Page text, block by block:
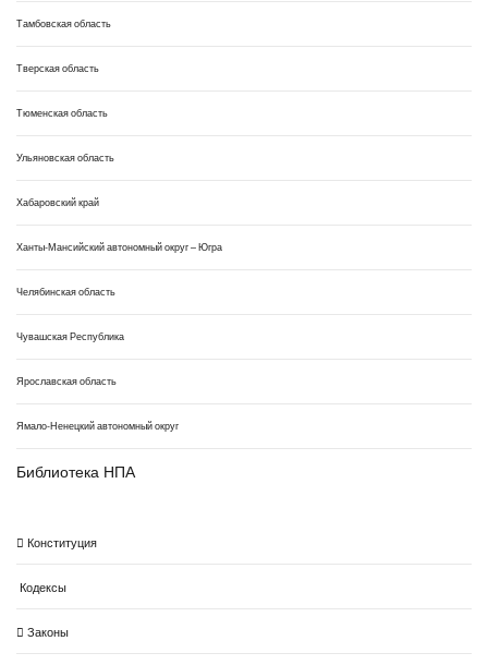
Тамбовская область
Тверская область
Тюменская область
Ульяновская область
Хабаровский край
Ханты-Мансийский автономный округ – Югра
Челябинская область
Чувашская Республика
Ярославская область
Ямало-Ненецкий автономный округ
Библиотека НПА
Конституция
Кодексы
Законы